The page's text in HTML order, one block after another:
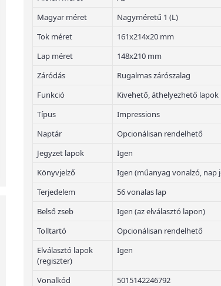
Magyar méret
Nagyméretű 1 (L)
Tok méret
161x214x20 mm
Lap méret
148x210 mm
Záródás
Rugalmas zárószalag
Funkció
Kivehető, áthelyezhető lapok
Típus
Impressions
Naptár
Opcionálisan rendelhető
Jegyzet lapok
Igen
Könyvjelző
Igen (műanyag vonalzó, nap
Terjedelem
56 vonalas lap
Belső zseb
Igen (az elválasztó lapon)
Tolltartó
Opcionálisan rendelhető
Elválasztó lapok
(regiszter)
Igen
Vonalkód
5015142246792